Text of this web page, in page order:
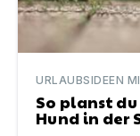
URLAUBSIDEEN
So planst
Hund in der